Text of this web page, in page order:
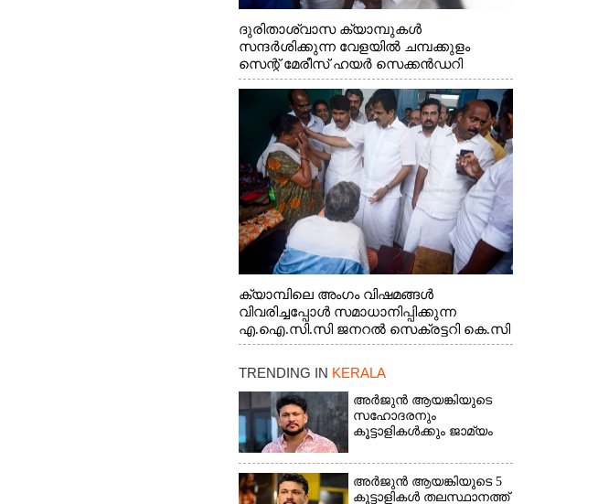
ദുരിതാശ്വാസ ക്യാമ്പുകൾ
സന്ദർശിക്കുന്ന വേളയിൽ ചമ്പക്കുളം
സെന്റ് മേരീസ് ഹയർ സെക്കൻഡറി
സ്കൂളിലെ ക്യാമ്പിലെത്തിയ എ.ഐ.സി.സി
ജനറൽ സെക്രട്ടറി കെ.സി
വേണുഗോപാൽ എം.പി കുരുന്നിനെ
എടുത്ത് ലാളിച്ചപ്പോൾ. സഹകരണ-
എക്സൈസ് വകുപ്പ് മന്ത്രി എം. ലിജു,
കൃഷിവകുപ്പ് മന്ത്രി ടി. സിദ്ദിഖ്, റെജി
ചെറിയാൻ എം. എൽ. എ എന്നിവർ സമീപം
ക്യാമ്പിലെ അംഗം വിഷമങ്ങൾ
വിവരിച്ചപ്പോൾ സമാധാനിപ്പിക്കുന്ന
എ.ഐ.സി.സി ജനറൽ സെക്രട്ടറി കെ.സി
വേണുഗോപാൽ എം.പി. സഹകരണ-
എന്നിവർ
TRENDING IN KERALA
അർജുൻ ആയങ്കിയുടെ
സഹോദരനും
കൂട്ടാളികൾക്കും ജാമ്യം
അർജുൻ ആയങ്കിയുടെ 5
കൂട്ടാളികൾ തലസ്ഥാനത്ത്